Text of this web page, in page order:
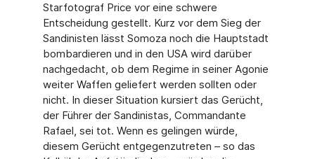
Starfotograf Price vor eine schwere
Entscheidung gestellt. Kurz vor dem Sieg der
Sandinisten lässt Somoza noch die Hauptstadt
bombardieren und in den USA wird darüber
nachgedacht, ob dem Regime in seiner Agonie
weiter Waffen geliefert werden sollten oder
nicht. In dieser Situation kursiert das Gerücht,
der Führer der Sandinistas, Commandante
Rafael, sei tot. Wenn es gelingen würde,
diesem Gerücht entgegenzutreten – so das